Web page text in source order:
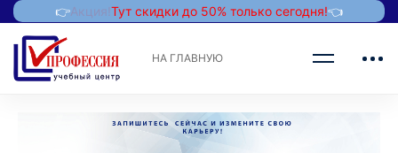
👉Акция! Тут скидки до 50% только сегодня!👈
НА ГЛАВНУЮ